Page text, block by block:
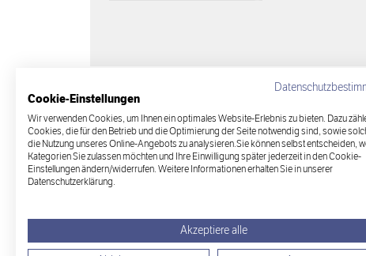
Alle Stiftungen
Cookie-Einstellungen
Wir verwenden Cookies, um Ihnen ein optimales Website-Erlebnis zu bieten. Dazu
Cookies, die für den Betrieb und die Optimierung der Seite notwendig sind, sowie
die Nutzung unseres Online-Angebots zu analysieren.Sie können selbst entscheiden,
Kategorien Sie zulassen möchten und Ihre Einwilligung später jederzeit in den Cookie-
Einstellungen ändern/widerrufen. Weitere Informationen erhalten Sie in unserer
Datenschutzerklärung.
Akzeptiere alle